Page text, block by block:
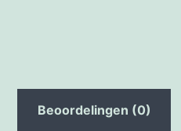
Beoordelingen (0)